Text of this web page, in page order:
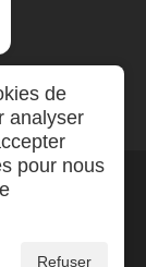
de
analyser
pour nous
Refuser